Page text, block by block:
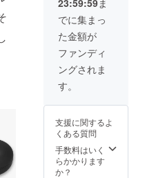
す。ご
了承く
ださ
い。
もござ
いま
す。 ※
税込
み、送
料込の
価格と
商品の
仕様、
デザイ
ンに関
しまし
ては一
スト
ラップ
ｘ2 ・
充電
ケーブ
ルｘ2
・マグ
ｘ2 ・
明書ｘ2
※お届け
時期
は、生
産、配
でに集まっ
た金額が
ファンディ
ングされま
す。
支援に関するよ
くある質問
手数料はいく
らかかります
か？